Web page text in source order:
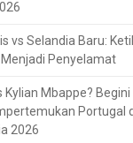
vs Selandia Baru:
Penyelamat
Kylian Mbappe? Begini
Portugal
2026